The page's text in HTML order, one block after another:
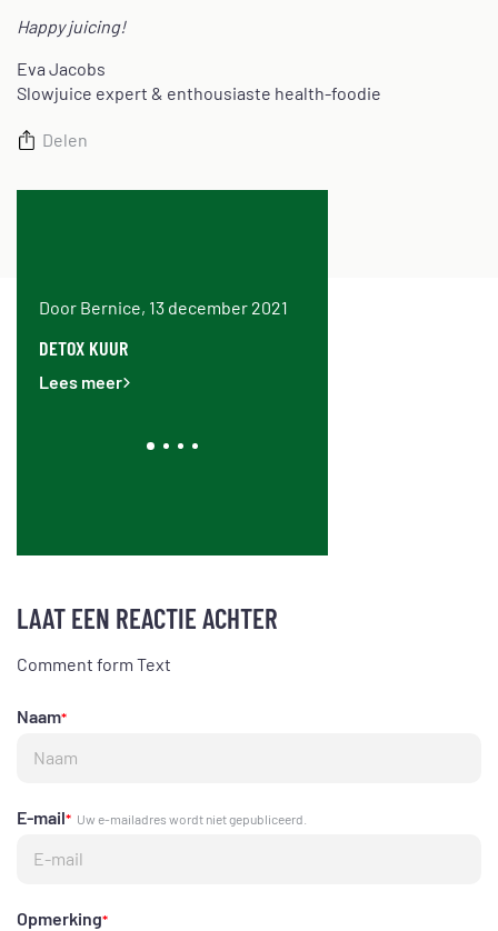
Happy juicing!
Eva Jacobs
Slowjuice expert & enthousiaste health-foodie
Delen
Door Bernice, 13 december 2021
DETOX KUUR
Lees meer
LAAT EEN REACTIE ACHTER
Comment form Text
Naam*
E-mail* Uw e-mailadres wordt niet gepubliceerd.
Opmerking*